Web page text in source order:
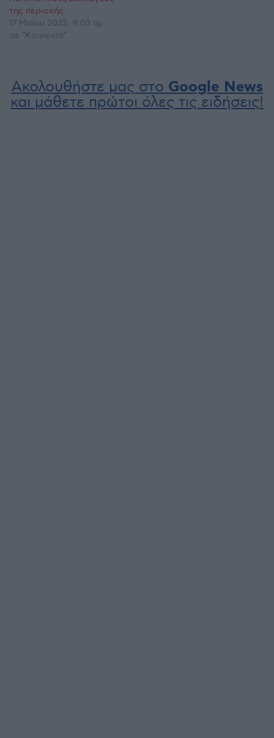
της περιοχής
17 Μαΐου 2023, 9:03 πμ
σε "Κοινωνία"
Ακολουθήστε μας στο Google News
και μάθετε πρώτοι όλες τις ειδήσεις!